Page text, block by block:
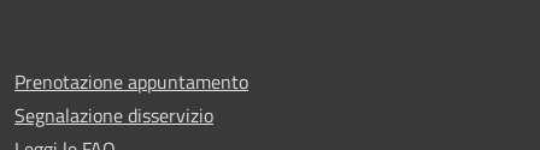
Prenotazione appuntamento
Segnalazione disservizio